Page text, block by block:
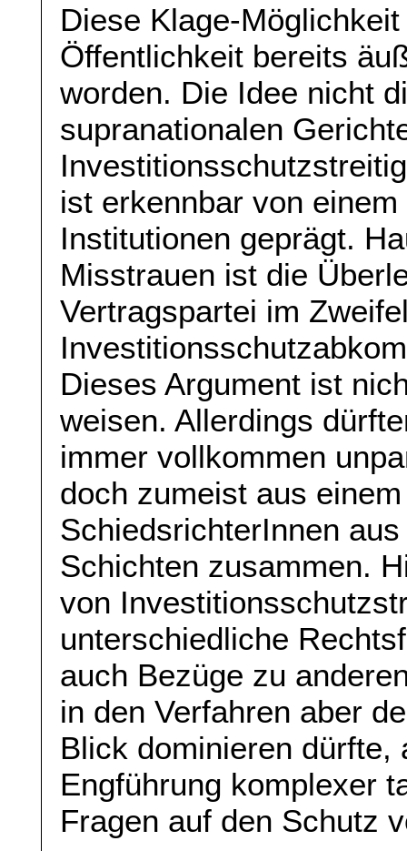
Diese Klage-
Öffentlichkeit bereits
worden. Die Idee nicht
supranationalen
ist erkennbar von
Institutionen geprägt.
Misstrauen ist die
Vertragspartei im
Dieses Argument ist
weisen. Allerdings
immer vollkommen
doch zumeist aus
SchiedsrichterInnen
Schichten zusammen.
von
unterschiedliche
auch Bezüge zu
in den Verfahren aber
Blick dominieren dürfte,
Engführung komplexer
Fragen auf den Schutz